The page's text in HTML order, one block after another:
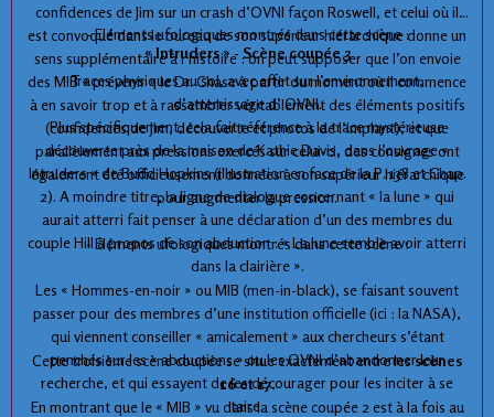
- Eléments ufologiques montrés dans cette scène :
Traces physiques au sol, avec effet sur l’environnement,
d’atterrissage d’ OVNI.
Plus spécifiquement, cela fait référence à la trace mystérieuse
découverte près de la maison de Kathie Davis, dans l’ouvrage «
Intruders » de Budd Hopkins (illustration en face de la P. 138 et Chap.
2). A moindre titre, la ligne de dialogue concernant « la lune » qui
aurait atterri fait penser à une déclaration d’un des membres du
couple Hill à propos de son abduction : « La lune semble avoir atterri
dans la clairière ».
confidences de Jim sur un crash d’OVNI façon Roswell, et celui où il
est convoqué dans le bureau de son supérieur hiérarchique donne un
sens supplémentaire à l’histoire : on peut supposer que l’on envoie
des MIB « prévenir » le Dr. Chase à partir du moment où il commence
à en savoir trop et à rassembler véritablement des éléments positifs
(confidences de Jim, découverte et photos de l’implant), et que
parallèlement aux pressions exercés sur celui-ci, des consignes ont
également été officieusement données à son supérieur hiérarchique
pour augmenter la pression.
- Eléments ufologiques montrés dans cette scène :
Les « Hommes-en-noir » ou MIB (men-in-black), se faisant souvent
passer pour des membres d’une institution officielle (ici : la NASA),
qui viennent conseiller « amicalement » aux chercheurs s’étant
penchés sur les « abductions » ou les OVNI d’abandonner leur
recherche, et qui essayent de les décourager pour les inciter à se
taire.
« Intruders » - Scène coupée 3
Cette troisième scène coupée se situe exactement entre lesscènes
16 et 17.
En montrant que le « MIB » vu dans la scène coupée 2 est à la fois au